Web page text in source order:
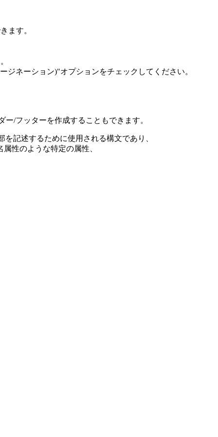
ます。
ネーション)"オプションをチェックしてください。
/フッターを作成することもできます。
を記述するために使用される構文であり、
性のような特定の属性、